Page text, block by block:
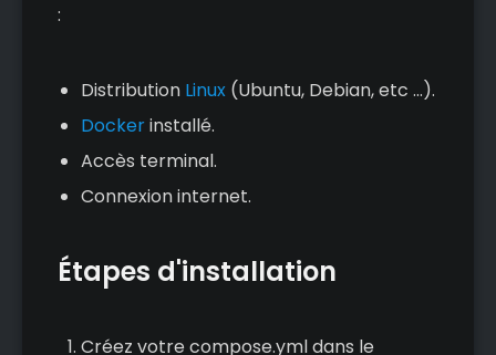
:
Distribution Linux(Ubuntu, Debian, etc ...).
Dockerinstallé.
Accès terminal.
Connexion internet.
Étapes d'installation
Créez votre compose.yml dans le